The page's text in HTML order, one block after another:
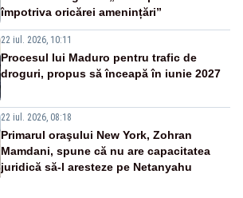
împotriva oricărei amenințări”
22 iul. 2026, 10:11
Procesul lui Maduro pentru trafic de
droguri, propus să înceapă în iunie 2027
22 iul. 2026, 08:18
Primarul oraşului New York, Zohran
Mamdani, spune că nu are capacitatea
juridică să-l aresteze pe Netanyahu